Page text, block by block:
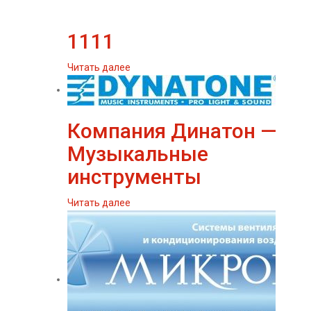
1111
Читать далее
Компания Динатон —
Музыкальные
инструменты
Читать далее